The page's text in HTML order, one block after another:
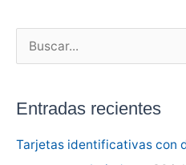
u
c
a
Entradas recientes
Tarjetas identificativas con